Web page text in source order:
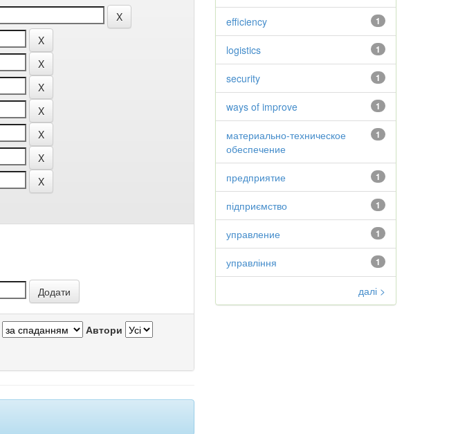
Автори
1
efficiency
1
logistics
1
security
1
ways of improve
1
материально-техническое
обеспечение
1
предприятие
1
підприємство
1
управление
1
управління
далі >